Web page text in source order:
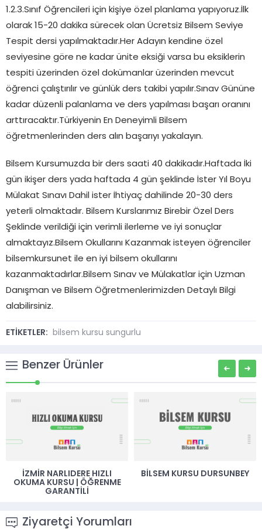
1.2.3.Sınıf Öğrencileri için kişiye özel planlama yapıyoruz.İlk
olarak 15-20 dakika sürecek olan Ücretsiz Bilsem Seviye
Tespit dersi yapılmaktadır.Her Adayın kendine özel
seviyesine göre ne kadar ünite eksiği varsa bu eksiklerin
tespiti üzerinden özel dokümanlar üzerinden mevcut
öğrenci çalıştırılır ve günlük ders takibi yapılır.Sınav Gününe
kadar düzenli palanlama ve ders yapılması başarı oranını
arttıracaktır.Türkiyenin En Deneyimli Bilsem
öğretmenlerinden ders alın başarıyı yakalayın.
Bilsem Kursumuzda bir ders saati 40 dakikadır.Haftada İki
gün ikişer ders yada haftada 4 gün şeklinde İster Yıl Boyu
Mülakat Sınavı Dahil ister İhtiyaç dahilinde 20-30 ders
yeterli olmaktadır. Bilsem Kurslarımız Birebir Özel Ders
Şeklinde verildiği için verimli ilerleme ve iyi sonuçlar
almaktayız.Bilsem Okullarını Kazanmak isteyen öğrenciler
bilsemkursunet ile en iyi bilsem okullarını
kazanmaktadırlar.Bilsem Sınav ve Mülakatlar için Uzman
Danışman ve Bilsem Öğretmenlerimizden Detaylı Bilgi
alabilirsiniz.
ETİKETLER: bilsem kursu sungurlu
Benzer Ürünler
İZMIR NARLIDERE HIZLI
OKUMA KURSU | ÖĞRENME
GARANTILI
BILSEM KURSU DURSUNBEY
Ziyaretçi Yorumları